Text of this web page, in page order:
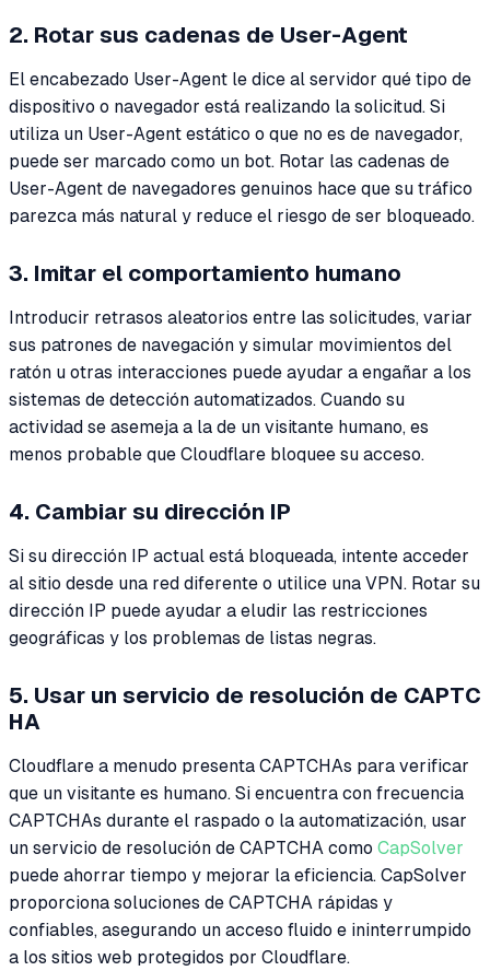
2. Rotar sus cadenas de User-Agent
El encabezado User-Agent le dice al servidor qué tipo de
dispositivo o navegador está realizando la solicitud. Si
utiliza un User-Agent estático o que no es de navegador,
puede ser marcado como un bot. Rotar las cadenas de
User-Agent de navegadores genuinos hace que su tráfico
parezca más natural y reduce el riesgo de ser bloqueado.
3. Imitar el comportamiento humano
Introducir retrasos aleatorios entre las solicitudes, variar
sus patrones de navegación y simular movimientos del
ratón u otras interacciones puede ayudar a engañar a los
sistemas de detección automatizados. Cuando su
actividad se asemeja a la de un visitante humano, es
menos probable que Cloudflare bloquee su acceso.
4. Cambiar su dirección IP
Si su dirección IP actual está bloqueada, intente acceder
al sitio desde una red diferente o utilice una VPN. Rotar su
dirección IP puede ayudar a eludir las restricciones
geográficas y los problemas de listas negras.
5. Usar un servicio de resolución de CAPTC
HA
Cloudflare a menudo presenta CAPTCHAs para verificar
que un visitante es humano. Si encuentra con frecuencia
CAPTCHAs durante el raspado o la automatización, usar
un servicio de resolución de CAPTCHA como CapSolver
puede ahorrar tiempo y mejorar la eficiencia. CapSolver
proporciona soluciones de CAPTCHA rápidas y
confiables, asegurando un acceso fluido e ininterrumpido
a los sitios web protegidos por Cloudflare.